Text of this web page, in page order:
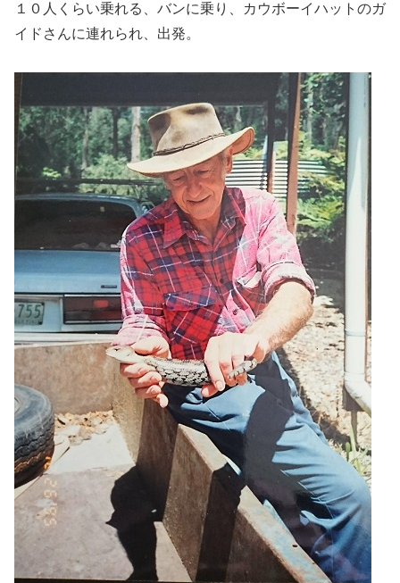
１０人くらい乗れる、バンに乗り、カウボーイハットのガ
イドさんに連れられ、出発。